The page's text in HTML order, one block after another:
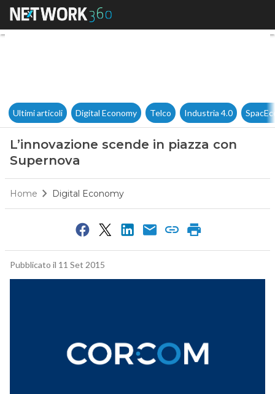
L’innovazione scende in
Ultimi articoli Digital Economy Telco Industria 4.0
L’innovazione scende in piazza con
Supernova
Home Digital Economy
Pubblicato il 11 Set 2015